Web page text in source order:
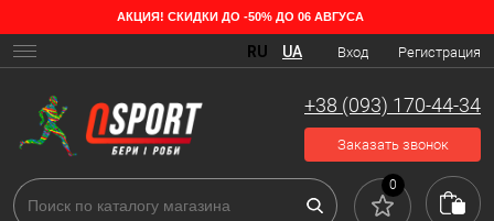
АКЦИЯ! СКИДКИ ДО -50% ДО 06 АВГУСА
Вход Регистрация
RU UA
+38 (093) 170-44-34
Заказать звонок
0